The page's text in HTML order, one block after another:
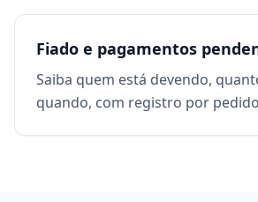
Fiado e pagamentos
Saiba quem está devendo,
quando, com registro por